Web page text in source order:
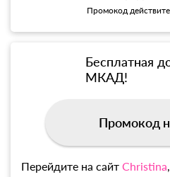
Промокод
Бесплатная
МКАД!
Промокод
Перейдите на сайт Christina